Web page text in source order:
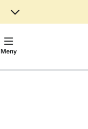
Meny